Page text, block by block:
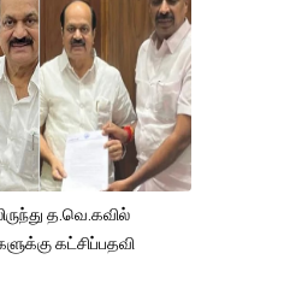
த.வெ.கவில்
கட்சிப்பதவி